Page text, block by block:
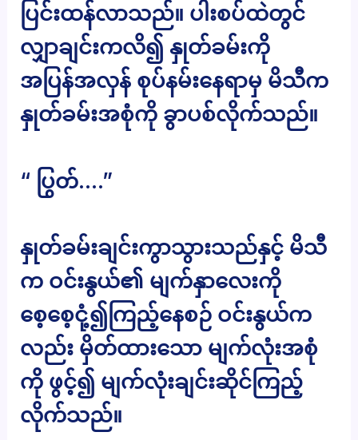
ပြင်းထန်လာသည်။ ပါးစပ်ထဲတွင်
လျှာချင်းကလိ၍ နှုတ်ခမ်းကို
အပြန်အလှန် စုပ်နမ်းနေရာမှ မိသီက
နှုတ်ခမ်းအစုံကို ခွာပစ်လိုက်သည်။
“ ပြွတ်….”
နှုတ်ခမ်းချင်းကွာသွားသည်နှင့် မိသီ
က ဝင်းနွယ်၏ မျက်နှာလေးကို
စေ့စေ့ငုံ့၍ကြည့်နေစဉ် ဝင်းနွယ်က
လည်း မှိတ်ထားသော မျက်လုံးအစုံ
ကို ဖွင့်၍ မျက်လုံးချင်းဆိုင်ကြည့်
လိုက်သည်။